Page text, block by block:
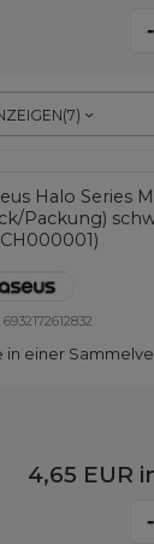
(7)
-
Halo Series
Packung)
6932172612832
in einer
4,65 EUR
-